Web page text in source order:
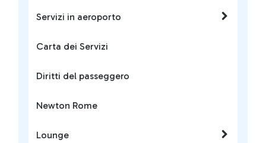
Servizi in aeroporto
Carta dei Servizi
Diritti del passeggero
Newton Rome
Lounge